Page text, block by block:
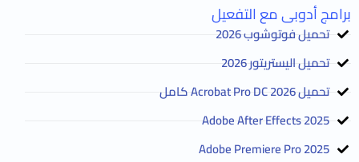
برامج أدوبى مع التفعيل
تحميل فوتوشوب 2026
تحميل اليستريتور 2026
تحميل Acrobat Pro DC 2026 كامل
Adobe After Effects 2025
Adobe Premiere Pro 2025